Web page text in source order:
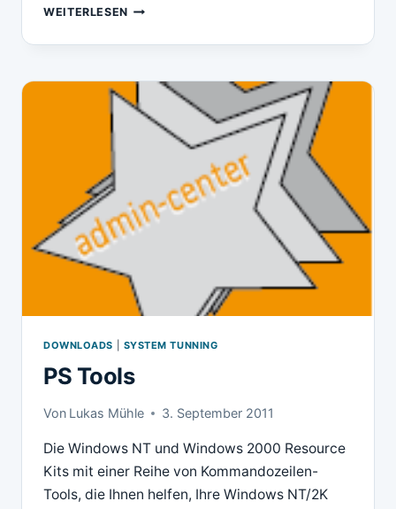
WEITERLESENTREESIZE
DOWNLOADS SYSTEM TUNNING
PS Tools
Von Lukas Mühle 3. September 2011
Die Windows NT und Windows 2000 Resource
Kits mit einer Reihe von Kommandozeilen-
Tools, die Ihnen helfen, Ihre Windows NT/2K